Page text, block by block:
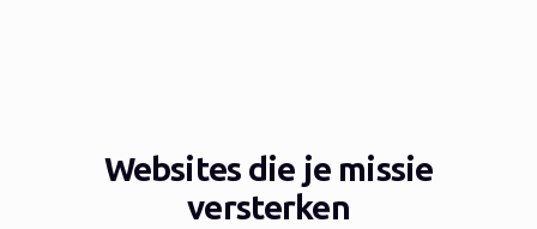
Websites die je missie
versterken